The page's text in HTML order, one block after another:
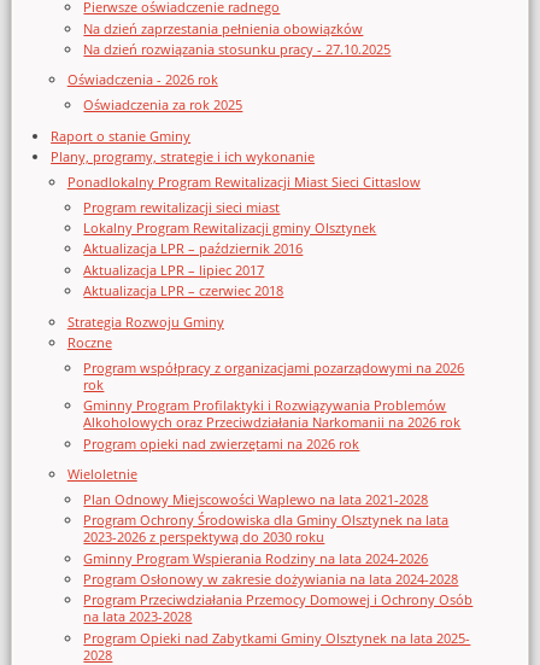
Pierwsze oświadczenie radnego
Na dzień zaprzestania pełnienia obowiązków
Na dzień rozwiązania stosunku pracy - 27.10.2025
Oświadczenia - 2026 rok
Oświadczenia za rok 2025
Raport o stanie Gminy
Plany, programy, strategie i ich wykonanie
Ponadlokalny Program Rewitalizacji Miast Sieci Cittaslow
Program rewitalizacji sieci miast
Lokalny Program Rewitalizacji gminy Olsztynek
Aktualizacja LPR – październik 2016
Aktualizacja LPR – lipiec 2017
Aktualizacja LPR – czerwiec 2018
Strategia Rozwoju Gminy
Roczne
Program współpracy z organizacjami pozarządowymi na 2026
rok
Gminny Program Profilaktyki i Rozwiązywania Problemów
Alkoholowych oraz Przeciwdziałania Narkomanii na 2026 rok
Program opieki nad zwierzętami na 2026 rok
Wieloletnie
Plan Odnowy Miejscowości Waplewo na lata 2021-2028
Program Ochrony Środowiska dla Gminy Olsztynek na lata
2023-2026 z perspektywą do 2030 roku
Gminny Program Wspierania Rodziny na lata 2024-2026
Program Osłonowy w zakresie dożywiania na lata 2024-2028
Program Przeciwdziałania Przemocy Domowej i Ochrony Osób
na lata 2023-2028
Program Opieki nad Zabytkami Gminy Olsztynek na lata 2025-
2028